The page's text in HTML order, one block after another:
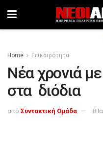
Home Επικαιρότητα
Νέα χρονιά
στα διόδια
από Συντακτική Ομάδα 8